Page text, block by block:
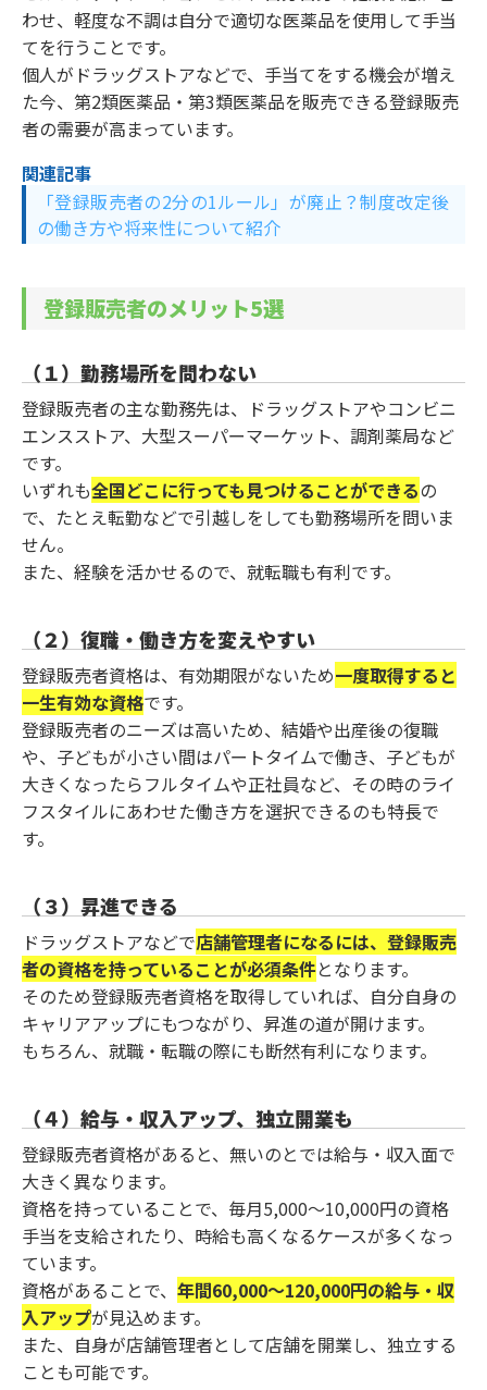
わせ、軽度な不調は自分で適切な医薬品を使用して手当
てを行うことです。
個人がドラッグストアなどで、手当てをする機会が増え
た今、第2類医薬品・第3類医薬品を販売できる登録販売
者の需要が高まっています。
関連記事
「登録販売者の2分の1ルール」が廃止？制度改定後
の働き方や将来性について紹介
登録販売者のメリット5選
（１）勤務場所を問わない
登録販売者の主な勤務先は、ドラッグストアやコンビニ
エンスストア、大型スーパーマーケット、調剤薬局など
です。
いずれも全国どこに行っても見つけることができるの
で、たとえ転勤などで引越しをしても勤務場所を問いま
せん。
また、経験を活かせるので、就転職も有利です。
（２）復職・働き方を変えやすい
登録販売者資格は、有効期限がないため一度取得すると
一生有効な資格です。
登録販売者のニーズは高いため、結婚や出産後の復職
や、子どもが小さい間はパートタイムで働き、子どもが
大きくなったらフルタイムや正社員など、その時のライ
フスタイルにあわせた働き方を選択できるのも特長で
す。
（３）昇進できる
ドラッグストアなどで店舗管理者になるには、登録販売
者の資格を持っていることが必須条件となります。
そのため登録販売者資格を取得していれば、自分自身の
キャリアアップにもつながり、昇進の道が開けます。
もちろん、就職・転職の際にも断然有利になります。
（４）給与・収入アップ、独立開業も
登録販売者資格があると、無いのとでは給与・収入面で
大きく異なります。
資格を持っていることで、毎月5,000～10,000円の資格
手当を支給されたり、時給も高くなるケースが多くなっ
ています。
資格があることで、 年間60,000～120,000円の給与・収
入アップが見込めます。
また、自身が店舗管理者として店舗を開業し、独立する
ことも可能です。